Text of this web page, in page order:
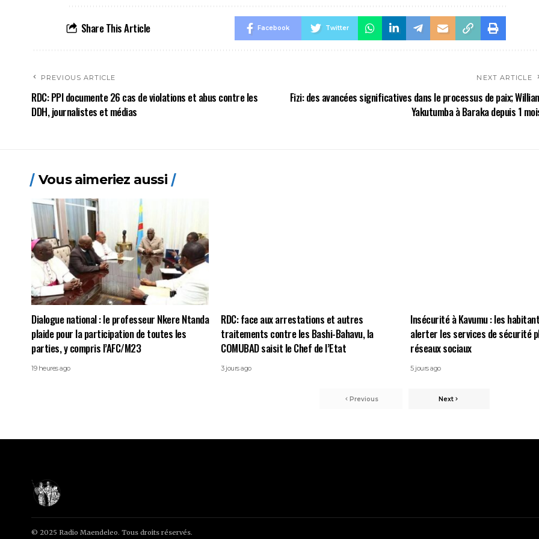
Share This Article Facebook Twitter
PREVIOUS ARTICLE
RDC: PPI documente 26 cas de violations et abus contre les
DDH, journalistes et médias
NEXT ARTICLE
Fizi: des avancées significatives dans le processus de paix;
Yakutumba à Baraka depuis 1
Vous aimeriez aussi
Dialogue national : le professeur Nkere Ntanda
plaide pour la participation de toutes les
parties, y compris l’AFC/M23
19 heures ago
RDC: face aux arrestations et autres
traitements contre les Bashi-Bahavu, la
COMUBAD saisit le Chef de l’Etat
3 jours ago
Insécurité à Kavumu : les
alerter les services de sécurité
réseaux sociaux
5 jours ago
Previous Next
© 2025 Radio Maendeleo. Tous droits réservés.